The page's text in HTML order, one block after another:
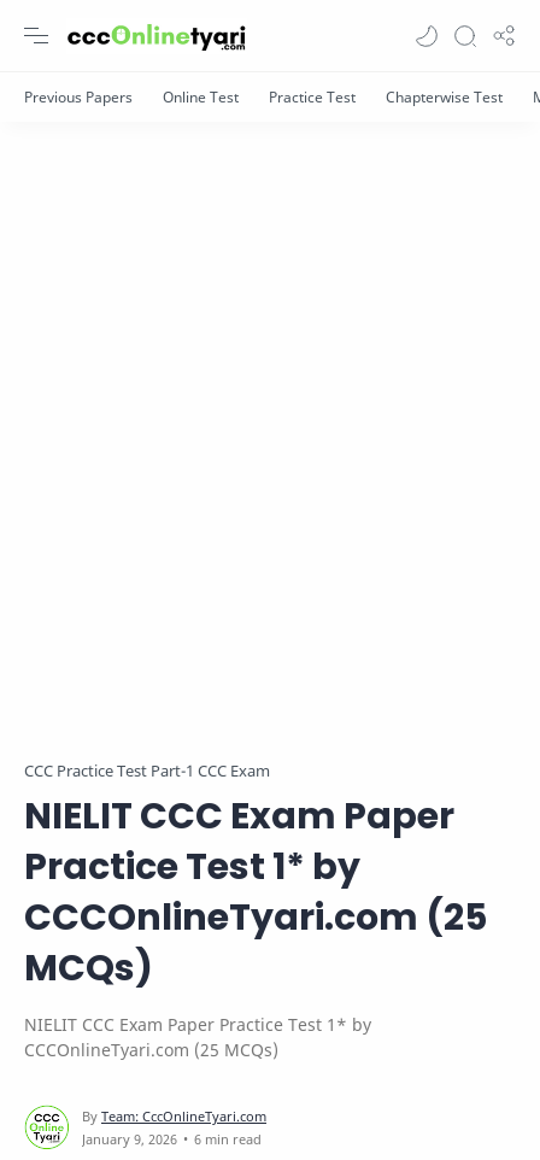
CCC Practice Test Part-1 CCC Exam
NIELIT CCC Exam Paper
Practice Test 1* by
CCCOnlineTyari.com (25
MCQs)
NIELIT CCC Exam Paper Practice Test 1* by
CCCOnlineTyari.com (25 MCQs)
6 min read